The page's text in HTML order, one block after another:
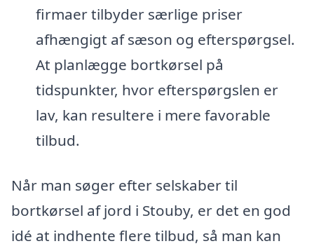
firmaer tilbyder særlige priser
afhængigt af sæson og efterspørgsel.
At planlægge bortkørsel på
tidspunkter, hvor efterspørgslen er
lav, kan resultere i mere favorable
tilbud.
Når man søger efter selskaber til
bortkørsel af jord i Stouby, er det en god
idé at indhente flere tilbud, så man kan